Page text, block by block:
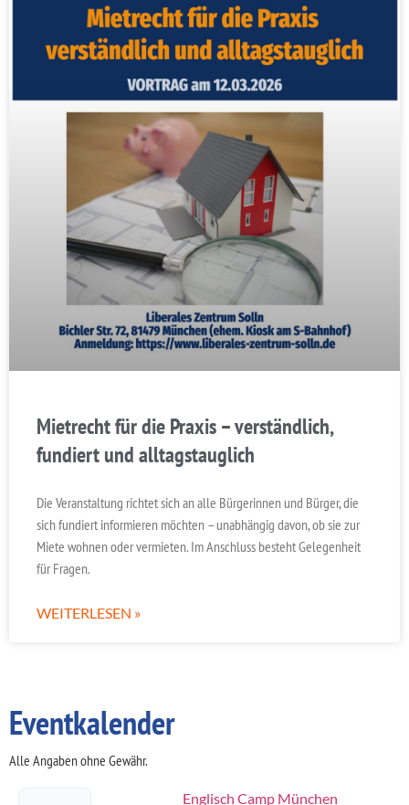
Mietrecht für die Praxis – verständlich,
fundiert und alltagstauglich
Die Veranstaltung richtet sich an alle Bürgerinnen und Bürger, die
sich fundiert informieren möchten – unabhängig davon, ob sie zur
Miete wohnen oder vermieten. Im Anschluss besteht Gelegenheit
für Fragen.
WEITERLESEN »
Eventkalender
Alle Angaben ohne Gewähr.
Englisch Camp München